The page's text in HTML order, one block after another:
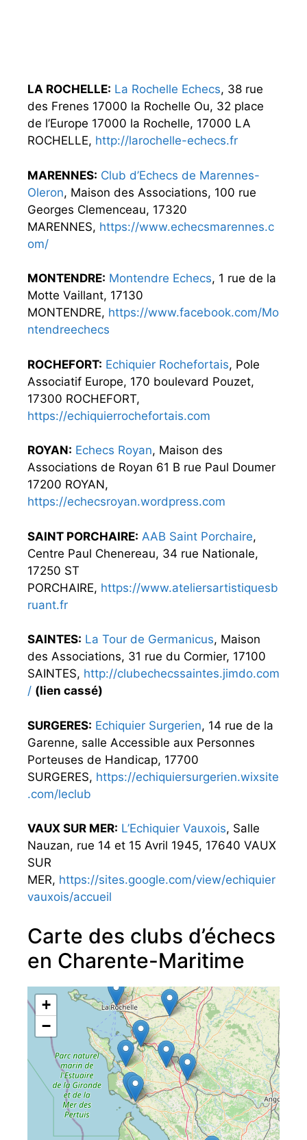
LA ROCHELLE: La Rochelle Echecs, 38 rue
des Frenes 17000 la Rochelle Ou, 32 place
de l’Europe 17000 la Rochelle, 17000 LA
ROCHELLE, http://larochelle-echecs.fr
MARENNES: Club d’Echecs de Marennes-
Oleron, Maison des Associations, 100 rue
Georges Clemenceau, 17320
MARENNES, https://www.echecsmarennes.c
om/
MONTENDRE: Montendre Echecs, 1 rue de la
Motte Vaillant, 17130
MONTENDRE, https://www.facebook.com/Mo
ntendreechecs
ROCHEFORT: Echiquier Rochefortais, Pole
Associatif Europe, 170 boulevard Pouzet,
17300 ROCHEFORT,
https://echiquierrochefortais.com
ROYAN: Echecs Royan, Maison des
Associations de Royan 61 B rue Paul Doumer
17200 ROYAN,
https://echecsroyan.wordpress.com
SAINT PORCHAIRE: AAB Saint Porchaire,
Centre Paul Chenereau, 34 rue Nationale,
17250 ST
PORCHAIRE, https://www.ateliersartistiquesb
ruant.fr
SAINTES: La Tour de Germanicus, Maison
des Associations, 31 rue du Cormier, 17100
SAINTES, http://clubechecssaintes.jimdo.com
/ (lien cassé)
SURGERES: Echiquier Surgerien, 14 rue de la
Garenne, salle Accessible aux Personnes
Porteuses de Handicap, 17700
SURGERES, https://echiquiersurgerien.wixsite
.com/leclub
VAUX SUR MER: L’Echiquier Vauxois, Salle
Nauzan, rue 14 et 15 Avril 1945, 17640 VAUX
SUR
MER, https://sites.google.com/view/echiquier
vauxois/accueil
Carte des clubs d’échecs
en Charente-Maritime
+
−